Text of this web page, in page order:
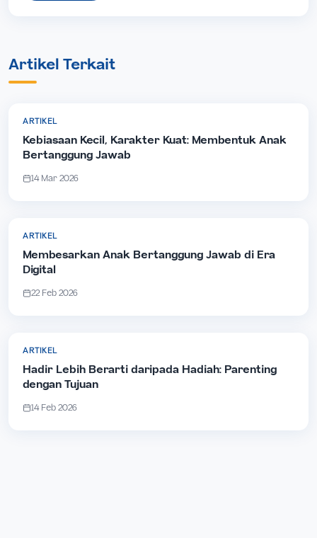
Artikel Terkait
ARTIKEL
Kebiasaan Kecil, Karakter Kuat: Membentuk Anak
Bertanggung Jawab
14 Mar 2026
ARTIKEL
Membesarkan Anak Bertanggung Jawab di Era
Digital
22 Feb 2026
ARTIKEL
Hadir Lebih Berarti daripada Hadiah: Parenting
dengan Tujuan
14 Feb 2026